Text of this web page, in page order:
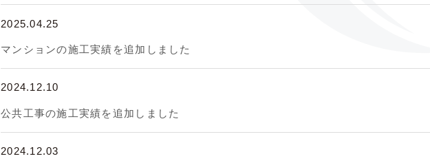
2025.04.25
マンションの施工実績を追加しました
2024.12.10
公共工事の施工実績を追加しました
2024.12.03